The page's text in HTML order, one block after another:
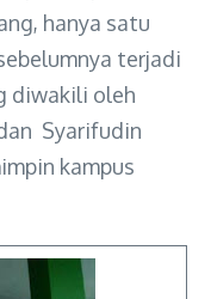
hanya satu
terjadi
diwakili oleh
Syarifudin
kampus